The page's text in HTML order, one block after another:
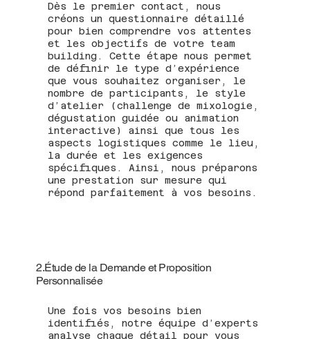
Dès le premier contact, nous
créons un questionnaire détaillé
pour bien comprendre vos attentes
et les objectifs de votre team
building. Cette étape nous permet
de définir le type d’expérience
que vous souhaitez organiser, le
nombre de participants, le style
d’atelier (challenge de mixologie,
dégustation guidée ou animation
interactive) ainsi que tous les
aspects logistiques comme le lieu,
la durée et les exigences
spécifiques. Ainsi, nous préparons
une prestation sur mesure qui
répond parfaitement à vos besoins.
2.Étude de la Demande et Proposition
Personnalisée
Une fois vos besoins bien
identifiés, notre équipe d’experts
analyse chaque détail pour vous